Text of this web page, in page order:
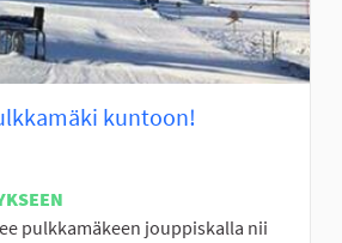
kuntoon!
pulkkamäkeen jouppiskalla nii